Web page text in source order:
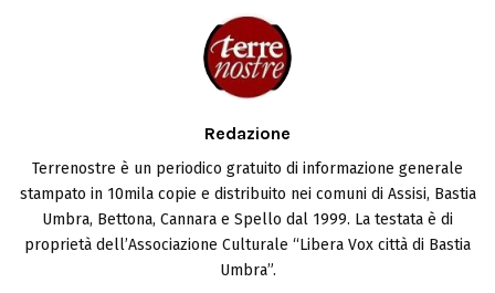
Redazione
Terrenostre è un periodico gratuito di informazione generale
stampato in 10mila copie e distribuito nei comuni di Assisi, Bastia
Umbra, Bettona, Cannara e Spello dal 1999. La testata è di
proprietà dell’Associazione Culturale “Libera Vox città di Bastia
Umbra”.